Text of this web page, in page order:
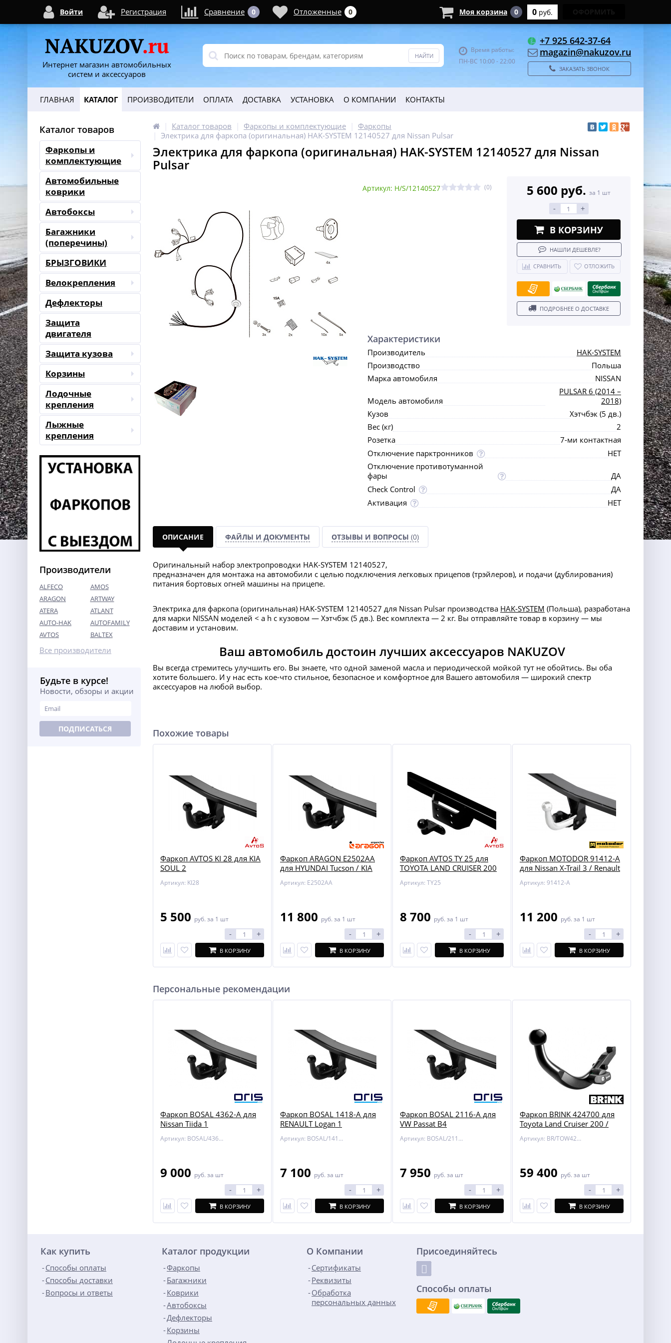
Интернет магазин автомобильных
систем и аксессуаров
Время работы:
ПН-ВС 10:00 - 22:00
+7 925 642-37-64
magazin@nakuzov.ru
ЗАКАЗАТЬ ЗВОНОК
ГЛАВНАЯ КАТАЛОГ ПРОИЗВОДИТЕЛИ ОПЛАТА ДОСТАВКА УСТАНОВКА О КОМПАНИИ КОНТАКТЫ
Каталог товаров
Фаркопы и
комплектующие
Автомобильные
коврики
Автобоксы
Багажники
(поперечины)
БРЫЗГОВИКИ
Велокрепления
Дефлекторы
Защита
двигателя
Защита кузова
Корзины
Лодочные
крепления
Лыжные
крепления
Производители
ALFECO
AMOS
ARAGON
ARTWAY
ATERA
ATLANT
AUTO-HAK
AUTOFAMILY
AVTOS
BALTEX
Все производители
Будьте в курсе!
Новости, обзоры и акции
ПОДПИСАТЬСЯ
Каталог товаров Фаркопы и комплектующие
Фаркопы
Электрика для фаркопа (оригинальная) HAK-SYSTEM 12140527 для Nissan Pulsar
Электрика для фаркопа (оригинальная) HAK-SYSTEM 12140527 для Nissan
Pulsar
Артикул: H/S/12140527 (0) 5 600 руб. за 1 шт
- +
В КОРЗИНУ
НАШЛИ ДЕШЕВЛЕ?
СРАВНИТЬ ОТЛОЖИТЬ
ПОДРОБНЕЕ О ДОСТАВКЕ
Характеристики
Производитель
HAK-SYSTEM
Производство
Польша
Марка автомобиля
NISSAN
Модель автомобиля
PULSAR 6 (2014 –
2018)
Кузов
Хэтчбэк (5 дв.)
Вес (кг)
2
Розетка
7-ми контактная
Отключение парктронников
НЕТ
Отключение противотуманной
фары
ДА
Check Control
ДА
Активация
НЕТ
ОПИСАНИЕ ФАЙЛЫ И ДОКУМЕНТЫ ОТЗЫВЫ И ВОПРОСЫ (0)
Оригинальный набор электропроводки HAK-SYSTEM 12140527,
предназначен для монтажа на автомобили с целью подключения легковых прицепов (трэйлеров), и подачи (дублирования)
питания бортовых огней машины на прицепе.
Электрика для фаркопа (оригинальная) HAK-SYSTEM 12140527 для Nissan Pulsar производства HAK-SYSTEM (Польша), разработана
для марки NISSAN моделей < a h с кузовом — Хэтчбэк (5 дв.). Вес комплекта — 2 кг. Вы отправляйте товар в корзину — мы
доставим и установим.
Ваш автомобиль достоин лучших аксессуаров NAKUZOV
Вы всегда стремитесь улучшить его. Вы знаете, что одной заменой масла и периодической мойкой тут не обойтись. Вы оба
хотите большего. И у нас есть кое-что стильное, безопасное и комфортное для Вашего автомобиля — широкий спектр
аксессуаров на любой выбор.
Похожие товары
Фаркоп AVTOS KI 28 для KIA
SOUL 2
Артикул: KI28
5 500 руб. за 1 шт
- +
В КОРЗИНУ
Фаркоп ARAGON E2502AA
для HYUNDAI Tucson / KIA
Артикул: E2502AA
11 800 руб. за 1 шт
- +
В КОРЗИНУ
Фаркоп AVTOS TY 25 для
TOYOTA LAND CRUISER 200
Артикул: TY25
8 700 руб. за 1 шт
- +
В КОРЗИНУ
Фаркоп MOTODOR 91412-A
для Nissan X-Trail 3 / Renault
Артикул: 91412-A
11 200 руб. за 1 шт
- +
В КОРЗИНУ
Персональные рекомендации
Фаркоп BOSAL 4362-A для
Nissan Tiida 1
Артикул: BOSAL/4362-A
9 000 руб. за шт
- +
В КОРЗИНУ
Фаркоп BOSAL 1418-A для
RENAULT Logan 1
Артикул: BOSAL/1418-A
7 100 руб. за шт
- +
В КОРЗИНУ
Фаркоп BOSAL 2116-A для
VW Passat B4
Артикул: BOSAL/2116-A
7 950 руб. за шт
- +
В КОРЗИНУ
Фаркоп BRINK 424700 для
Toyota Land Cruiser 200 /
Артикул: BR/TOW424700
59 400 руб. за шт
- +
В КОРЗИНУ
Как купить
Способы оплаты
Способы доставки
Вопросы и ответы
Каталог продукции
Фаркопы
Багажники
Коврики
Автобоксы
Дефлекторы
Корзины
О Компании
Сертификаты
Реквизиты
Обработка
персональных данных
Присоединяйтесь
Способы оплаты
Войти Регистрация Сравнение 0 Отложенные 0 Моя корзина 0 0 руб.